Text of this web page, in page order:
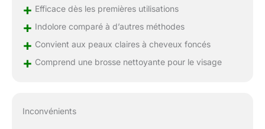
+ Efficace dès les premières utilisations
+ Indolore comparé à d’autres méthodes
+ Convient aux peaux claires à cheveux foncés
+ Comprend une brosse nettoyante pour le visage
Inconvénients